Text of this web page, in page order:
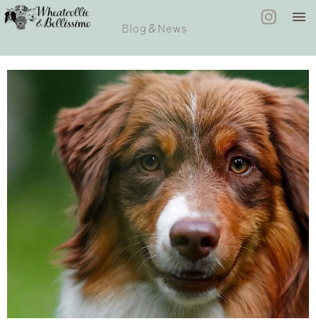
Blog＆News